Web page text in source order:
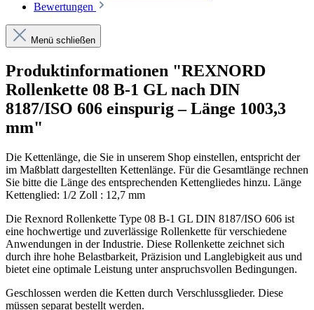
Bewertungen
Menü schließen
Produktinformationen "REXNORD
Rollenkette 08 B-1 GL nach DIN
8187/ISO 606 einspurig – Länge 1003,3
mm"
Die Kettenlänge, die Sie in unserem Shop einstellen, entspricht der
im Maßblatt dargestellten Kettenlänge. Für die Gesamtlänge rechnen
Sie bitte die Länge des entsprechenden Kettengliedes hinzu. Länge
Kettenglied: 1/2 Zoll : 12,7 mm
Die Rexnord Rollenkette Type 08 B-1 GL DIN 8187/ISO 606 ist
eine hochwertige und zuverlässige Rollenkette für verschiedene
Anwendungen in der Industrie. Diese Rollenkette zeichnet sich
durch ihre hohe Belastbarkeit, Präzision und Langlebigkeit aus und
bietet eine optimale Leistung unter anspruchsvollen Bedingungen.
Geschlossen werden die Ketten durch Verschlussglieder. Diese
müssen separat bestellt werden.